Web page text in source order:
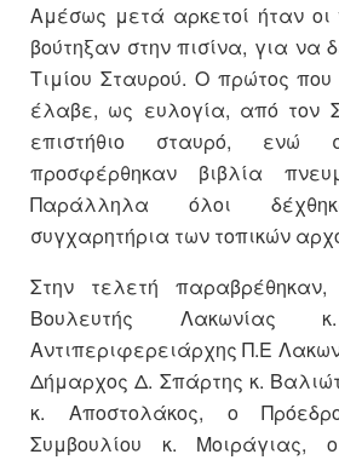
Αμέσως μετά αρκετοί ήταν οι
βούτηξαν στην πισίνα, για να
Τιμίου Σταυρού. Ο πρώτος
έλαβε, ως ευλογία, από τον
επιστήθιο σταυρό, ενώ
προσφέρθηκαν βιβλία
Παράλληλα όλοι
συγχαρητήρια των τοπικών
Στην τελετή
Βουλευτής
Αντιπεριφερειάρχης Π.Ε
Δήμαρχος Δ. Σπάρτης κ.
κ. Αποστολάκος, ο
Συμβουλίου κ. Μοιράγιας,